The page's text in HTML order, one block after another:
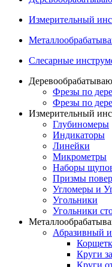
Измерительный
Слесарные
Фрезы по
Фрезы по
Измерительный
Глубиномеры
Индикаторы
Линейки
Микрометры
Наборы
Призмы
Угломеры и
Угольники
Угольники
Абразивный
Круги
Круги